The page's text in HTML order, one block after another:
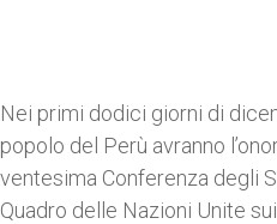
Nei primi dodici giorni di
popolo del Perù avranno
ventesima Conferenza degli
Quadro delle Nazioni Unite